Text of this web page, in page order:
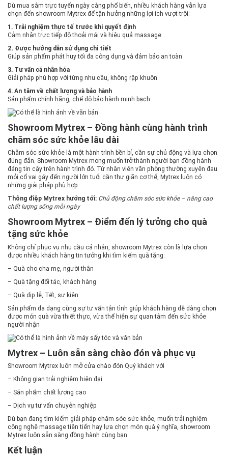
Dù mua sắm trực tuyến ngày càng phổ biến, nhiều khách hàng vẫn lựa
chọn đến showroom Mytrex để tận hưởng những lợi ích vượt trội:
1. Trải nghiệm thực tế trước khi quyết định
Cảm nhận trực tiếp độ thoải mái và hiệu quả massage
2. Được hướng dẫn sử dụng chi tiết
Giúp sản phẩm phát huy tối đa công dụng và đảm bảo an toàn
3. Tư vấn cá nhân hóa
Giải pháp phù hợp với từng nhu cầu, không rập khuôn
4. An tâm về chất lượng và bảo hành
Sản phẩm chính hãng, chế độ bảo hành minh bạch
Showroom Mytrex – Đồng hành cùng hành trình
chăm sóc sức khỏe lâu dài
Chăm sóc sức khỏe là một hành trình bền bỉ, cần sự chủ động và lựa chọn
đúng đắn. Showroom Mytrex mong muốn trở thành người bạn đồng hành
đáng tin cậy trên hành trình đó. Từ nhân viên văn phòng thường xuyên đau
mỏi cổ vai gáy đến người lớn tuổi cần thư giãn cơ thể, Mytrex luôn có
những giải pháp phù hợp
Thông điệp Mytrex hướng tới: Chủ động chăm sóc sức khỏe – nâng cao
chất lượng sống mỗi ngày
Showroom Mytrex – Điểm đến lý tưởng cho quà
tặng sức khỏe
Không chỉ phục vụ nhu cầu cá nhân, showroom Mytrex còn là lựa chọn
được nhiều khách hàng tin tưởng khi tìm kiếm quà tặng:
– Quà cho cha mẹ, người thân
– Quà tặng đối tác, khách hàng
– Quà dịp lễ, Tết, sự kiện
Sản phẩm đa dạng cùng sự tư vấn tận tình giúp khách hàng dễ dàng chọn
được món quà vừa thiết thực, vừa thể hiện sự quan tâm đến sức khỏe
người nhận
Mytrex – Luôn sẵn sàng chào đón và phục vụ
Showroom Mytrex luôn mở cửa chào đón Quý khách với
– Không gian trải nghiệm hiện đại
– Sản phẩm chất lượng cao
– Dịch vụ tư vấn chuyên nghiệp
Dù bạn đang tìm kiếm giải pháp chăm sóc sức khỏe, muốn trải nghiệm
công nghệ massage tiên tiến hay lựa chọn món quà ý nghĩa, showroom
Mytrex luôn sẵn sàng đồng hành cùng bạn
Kết luận